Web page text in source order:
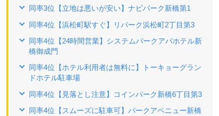
同率3位【立地は悪いが安い】ナビパーク新橋第1
同率4位【浜松町駅すぐ】リパーク浜松町2丁目第3
同率4位【24時間営業】システムパークアパホテル新
橋御成門
同率4位【ホテル利用者は無料に】トーキョーグラン
ドホテル駐車場
同率4位【見落とし注意】コインパーク新橋6丁目第3
同率4位【スムーズに駐車可】パークアベニュー新橋